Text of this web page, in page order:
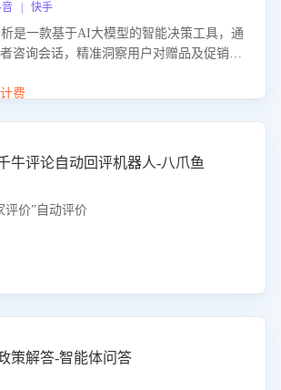
| 快手
是一款基于AI大模型的智能决策工具，通
咨询会话，精准洞察用户对赠品及促销政
制定个性化赠品组合策略，优化资源投放
费
牛评论自动回评机器人-八爪鱼
评价”自动评价
策解答-智能体问答